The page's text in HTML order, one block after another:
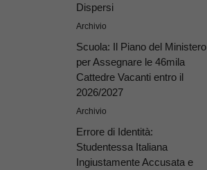
Dispersi
Archivio
Scuola: Il Piano del Ministero
per Assegnare le 46mila
Cattedre Vacanti entro il
2026/2027
Archivio
Errore di Identità:
Studentessa Italiana
Ingiustamente Accusata e